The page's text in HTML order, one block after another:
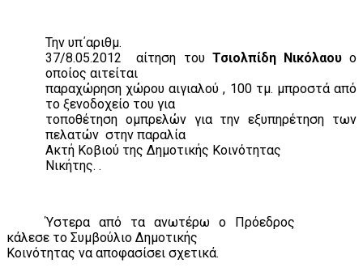
Την υπ΄αριθμ.
37/8.05.2012
αίτηση του Τσιολπίδη Νικόλαουο
οποίος αιτείται
παραχώρηση χώρου αιγιαλού , 100 τμ. μπροστά από
το ξενοδοχείο του για
τοποθέτηση ομπρελών για την εξυπηρέτηση των
πελατών στην παραλία
Ακτή Κοβιού της Δημοτικής Κοινότητας
Νικήτης. .
Ύστερα από τα ανωτέρω ο Πρόεδρος
κάλεσε το Συμβούλιο Δημοτικής
Κοινότητας να αποφασίσει σχετικά.